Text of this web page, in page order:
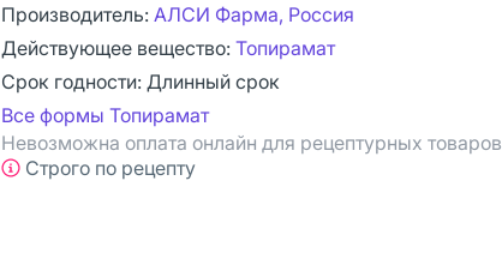
Производитель: АЛСИ Фарма, Россия
Действующее вещество: Топирамат
Срок годности: Длинный срок
Все формы Топирамат
Невозможна оплата онлайн для рецептурных товаров
Строго по рецепту